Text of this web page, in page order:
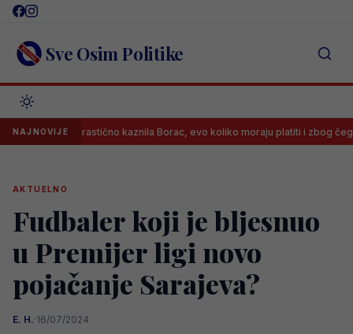
Skip
content Sve Osim Politike
NAJNOVIJE
UEFA drastično kaznila Borac, evo koliko moraju platiti i zbog čega
AKTUELNO
Fudbaler koji je bljesnuo
u Premijer ligi novo
pojačanje Sarajeva?
E. H.·16/07/2024